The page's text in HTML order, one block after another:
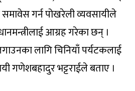
गर्न पोखरेली व्यवसायीले
आग्रह गरेका छन् ।
लागि चिनियाँ पर्यटकलाई
गणेशबहादुर भट्टराईले बताए ।